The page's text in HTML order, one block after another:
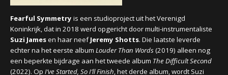
LINKS
Fearful Symmetry is een studioproject uit het Verenigd
Koninkrijk, dat in 2018 werd opgericht door multi-instrumentaliste
Suzi Jamesen haar neefJeremy Shotts. Die laatste leverde
echter na het eerste album Louder Than Words(2019) alleen nog
een beperkte bijdrage aan het tweede album The Difficult Second
(2022). Op I’ve Started, So I’ll Finish, het derde album, wordt Suzi